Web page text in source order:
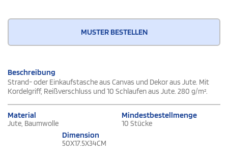
MUSTER BESTELLEN
Beschreibung
Strand- oder Einkaufstasche aus Canvas und Dekor aus Jute. Mit
Kordelgriff, Reißverschluss und 10 Schlaufen aus Jute. 280 g/m².
Material
Jute, Baumwolle
Mindestbestellmenge
10 Stücke
Dimension
50X17.5X34CM